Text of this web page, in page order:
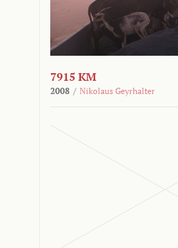
7915 KM
2008 / Nikolaus Geyrhalter